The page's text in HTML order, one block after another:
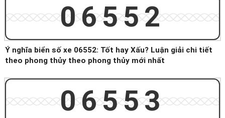
06552
Ý nghĩa biển số xe 06552: Tốt hay Xấu? Luận giải chi tiết
theo phong thủy theo phong thủy mới nhất
06553